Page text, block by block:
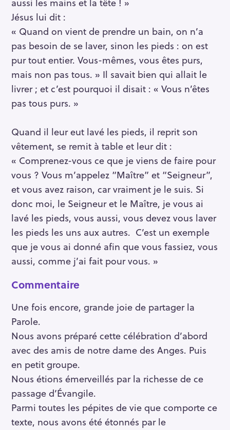
Jésus lui dit :
« Quand on vient de prendre un bain, on n’a
pas besoin de se laver, sinon les pieds : on est
pur tout entier. Vous-mêmes, vous êtes purs,
mais non pas tous. » Il savait bien qui allait le
livrer ; et c’est pourquoi il disait : « Vous n’êtes
pas tous purs. »
Quand il leur eut lavé les pieds, il reprit son
vêtement, se remit à table et leur dit :
« Comprenez-vous ce que je viens de faire pour
vous ? Vous m’appelez “Maître” et “Seigneur”,
et vous avez raison, car vraiment je le suis. Si
donc moi, le Seigneur et le Maître, je vous ai
lavé les pieds, vous aussi, vous devez vous laver
les pieds les uns aux autres. C’est un exemple
que je vous ai donné afin que vous fassiez, vous
aussi, comme j’ai fait pour vous. »
Commentaire
Une fois encore, grande joie de partager la
Parole.
Nous avons préparé cette célébration d’abord
avec des amis de notre dame des Anges. Puis
en petit groupe.
Nous étions émerveillés par la richesse de ce
passage d’Évangile.
Parmi toutes les pépites de vie que comporte ce
texte, nous avons été étonnés par le
e
r
c
h
e
r